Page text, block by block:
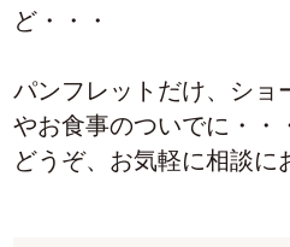
ど・・・
パンフレットだけ、ショ
やお食事のついでに・・
どうぞ、お気軽に相談に